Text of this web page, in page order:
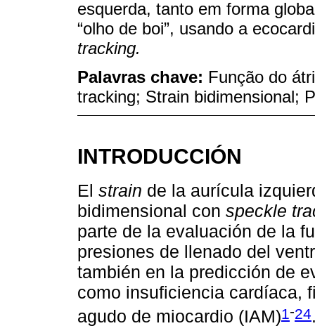
esquerda, tanto em forma
“olho de boi”, usando a
tracking.
Palavras chave: Função do
tracking; Strain bidimensional;
INTRODUCCIÓN
El strain de la aurícula
bidimensional con speckle
parte de la evaluación de la
presiones de llenado del
también en la predicción de
como insuficiencia cardíaca,
agudo de miocardio (IAM)1-24